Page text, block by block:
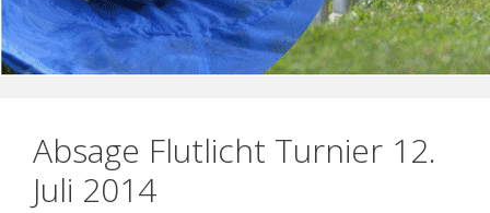
Absage Flutlicht Turnier 12.
Juli 2014